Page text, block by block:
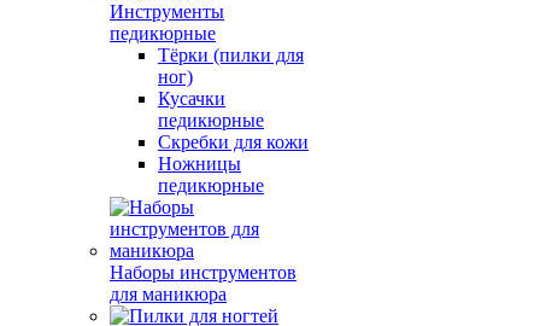
Инструменты
педикюрные
Тёрки (пилки для
ног)
Кусачки
педикюрные
Скребки для кожи
Ножницы
педикюрные
Наборы инструментов
для маникюра